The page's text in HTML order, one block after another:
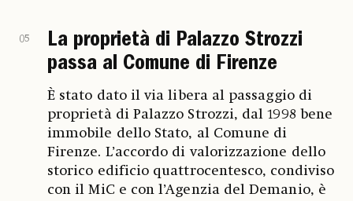
05
La proprietà di Palazzo Strozzi
passa al Comune di Firenze
È stato dato il via libera al passaggio di
proprietà di Palazzo Strozzi, dal 1998 bene
immobile dello Stato, al Comune di
Firenze. L’accordo di valorizzazione dello
storico edificio quattrocentesco, condiviso
con il MiC e con l’Agenzia del Demanio, è